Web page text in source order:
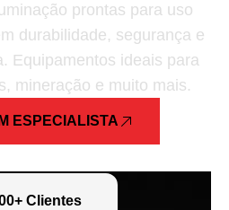
prontas para uso
durabilidade, segurança e
Equipamentos ideais para
mineração e muito mais.
ESPECIALISTA
Clientes